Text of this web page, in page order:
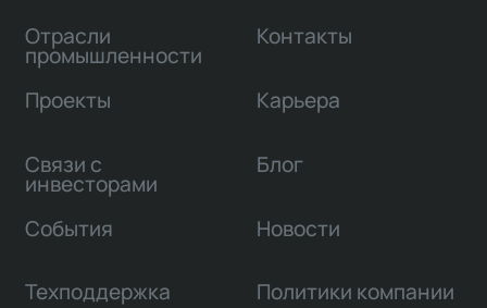
Отрасли
промышленности
Проекты
Связи с
инвесторами
Контакты
Карьера
Блог
События Новости
Техподдержка Политики компании